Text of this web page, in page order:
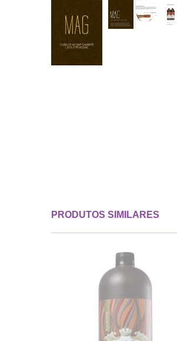
PRODUTOS SIMILARES